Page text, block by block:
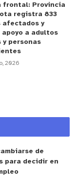
en la
en
riesgo como
Por ello, el
seguir
frontal: Provincia
registra 833
afectados y
a adultos
y personas
2026
de
para decidir en